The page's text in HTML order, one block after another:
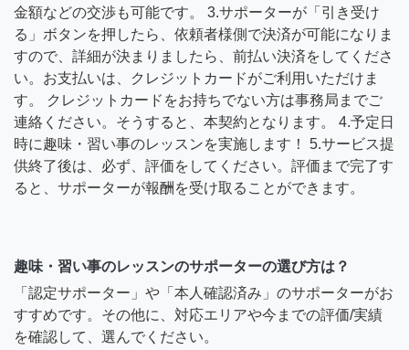
金額などの交渉も可能です。 3.サポーターが「引き受け
る」ボタンを押したら、依頼者様側で決済が可能になりま
すので、詳細が決まりましたら、前払い決済をしてくださ
い。お支払いは、クレジットカードがご利用いただけま
す。 クレジットカードをお持ちでない方は事務局までご
連絡ください。そうすると、本契約となります。 4.予定日
時に趣味・習い事のレッスンを実施します！ 5.サービス提
供終了後は、必ず、評価をしてください。評価まで完了す
ると、サポーターが報酬を受け取ることができます。
趣味・習い事のレッスンのサポーターの選び方は？
「認定サポーター」や「本人確認済み」のサポーターがお
すすめです。その他に、対応エリアや今までの評価/実績
を確認して、選んでください。